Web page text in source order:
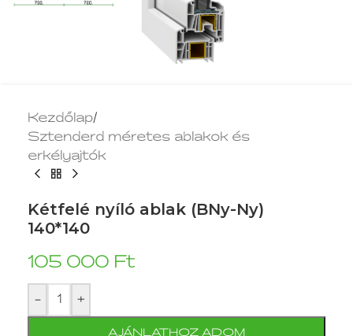
Kezdőlap/
Sztenderd méretes ablakok és
erkélyajtók
Kétfelé nyíló ablak (BNy-Ny)
140*140
105 000 Ft
- +
AJÁNLATHOZ ADOM